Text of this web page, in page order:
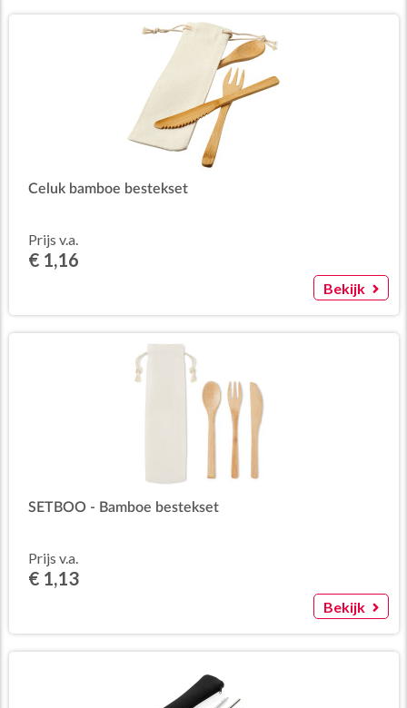
Celuk bamboe bestekset
Prijs v.a.
€ 1,16
Bekijk
SETBOO - Bamboe bestekset
Prijs v.a.
€ 1,13
Bekijk